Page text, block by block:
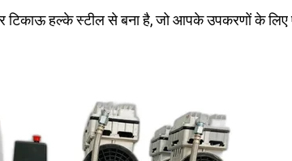
टिकाऊ हल्के स्टील से बना है, जो आपके उपकरणों के लिए